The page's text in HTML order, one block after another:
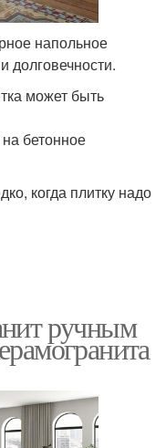
напольное
долговечности.
может быть
бетонное
когда плитку надо
ручным